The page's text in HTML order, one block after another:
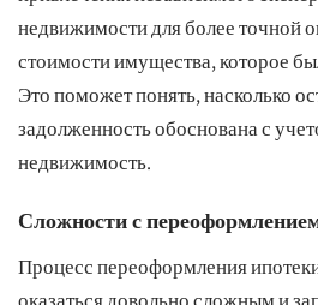
недвижимости для более точной
стоимости имущества, которое
Это поможет понять, насколько
задолженность обоснована с
недвижимость.
Сложности с
Процесс переоформления